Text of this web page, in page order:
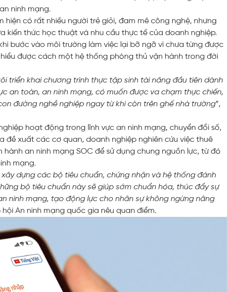
ninh mạng.
hiện có rất nhiều người trẻ giỏi, đam mê công nghệ, nhưng
kiến thức học thuật và nhu cầu thực tế của doanh nghiệp.
bước vào môi trường làm việc lại bỡ ngỡ vì chưa từng được
được cách một hệ thống phòng thủ vận hành trong đời
triển khai chương trình thực tập sinh tài năng đầu tiên dành
an toàn, an ninh mạng, có muốn được va chạm thực chiến,
đường nghề nghiệp ngay từ khi còn trên ghế nhà trường”,
hoạt động trong lĩnh vực an ninh mạng, chuyển đổi số,
đề xuất các cơ quan, doanh nghiệp nghiên cứu việc thuê
an ninh mạng SOC để sử dụng chung nguồn lực, từ đó
mạng.
dựng các bộ tiêu chuẩn, chứng nhận và hệ thống đánh
bộ tiêu chuẩn này sẽ giúp sớm chuẩn hóa, thúc đẩy sự
ninh mạng, tạo động lực cho nhân sự không ngừng nâng
hội An ninh mạng quốc gia nêu quan điểm.